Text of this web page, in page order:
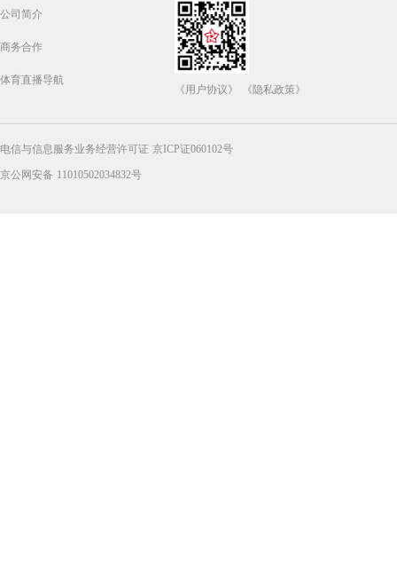
公司简介
商务合作
体育直播导航
《用户协议》 《隐私政策》
电信与信息服务业务经营许可证 京ICP证060102号
京公网安备 11010502034832号